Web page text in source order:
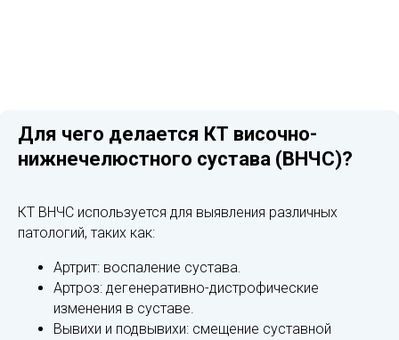
Для чего делается КТ височно-
нижнечелюстного сустава (ВНЧС)?
КТ ВНЧС используется для выявления различных
патологий, таких как:
Артрит: воспаление сустава.
Артроз: дегенеративно-дистрофические
изменения в суставе.
Вывихи и подвывихи: смещение суставной